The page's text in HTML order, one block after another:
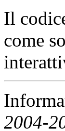
Il
come
2004-